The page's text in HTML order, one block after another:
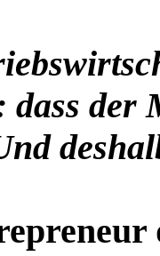
Video
dass der